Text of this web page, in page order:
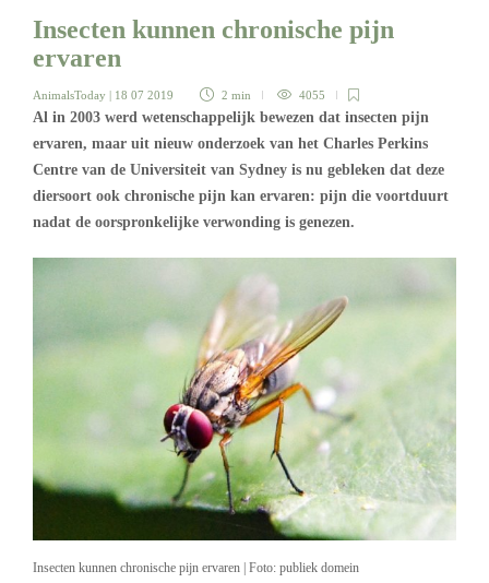
Insecten kunnen chronische pijn
ervaren
AnimalsToday | 18 07 2019 2 min 4055
Al in 2003 werd wetenschappelijk bewezen dat insecten pijn
ervaren, maar uit nieuw onderzoek van het Charles Perkins
Centre van de Universiteit van Sydney is nu gebleken dat deze
diersoort ook chronische pijn kan ervaren: pijn die voortduurt
nadat de oorspronkelijke verwonding is genezen.
Insecten kunnen chronische pijn ervaren | Foto: publiek domein